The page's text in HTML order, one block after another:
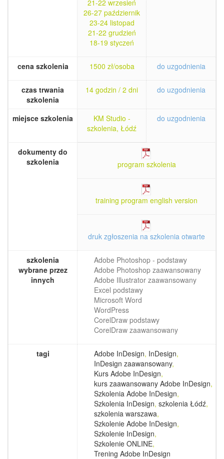
21-22 wrzesień
26-27 październik
23-24 listopad
21-22 grudzień
18-19 styczeń
cena szkolenia 1500 zł/osoba do uzgodnienia
czas trwania
szkolenia
14 godzin / 2 dni do uzgodnienia
miejsce szkolenia
KM Studio -
szkolenia, Łódź
do uzgodnienia
dokumenty do
szkolenia
program szkolenia
training program english version
druk zgłoszenia na szkolenia otwarte
szkolenia
wybrane przez
innych
Adobe Photoshop - podstawy
Adobe Photoshop zaawansowany
Adobe Illustrator zaawansowany
Excel podstawy
Microsoft Word
WordPress
CorelDraw podstawy
CorelDraw zaawansowany
tagi Adobe InDesign, InDesign,
InDesign zaawansowany,
Kurs Adobe InDesign,
kurs zaawansowany Adobe InDesign,
Szkolenia Adobe InDesign,
Szkolenia InDesign, szkolenia Łódź,
szkolenia warszawa,
Szkolenie Adobe InDesign,
Szkolenie InDesign,
Szkolenie ONLINE,
Trening Adobe InDesign